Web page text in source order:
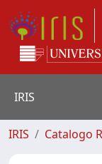
IRIS
IRIS Catalogo